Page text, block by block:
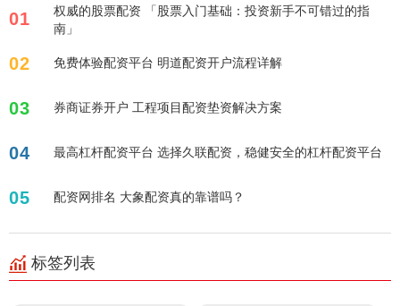
01
权威的股票配资 「股票入门基础：投资新手不可错过的指
南」
02 免费体验配资平台 明道配资开户流程详解
03 券商证券开户 工程项目配资垫资解决方案
04 最高杠杆配资平台 选择久联配资，稳健安全的杠杆配资平台
05 配资网排名 大象配资真的靠谱吗？
标签列表